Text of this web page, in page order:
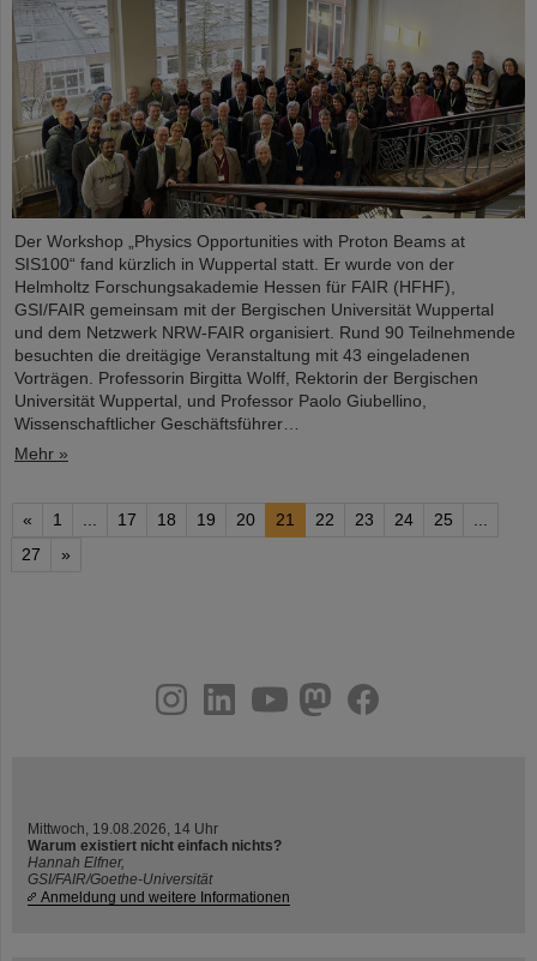
Der Workshop „Physics Opportunities with Proton Beams at
SIS100“ fand kürzlich in Wuppertal statt. Er wurde von der
Helmholtz Forschungsakademie Hessen für FAIR (HFHF),
GSI/FAIR gemeinsam mit der Bergischen Universität Wuppertal
und dem Netzwerk NRW-FAIR organisiert. Rund 90 Teilnehmende
besuchten die dreitägige Veranstaltung mit 43 eingeladenen
Vorträgen. Professorin Birgitta Wolff, Rektorin der Bergischen
Universität Wuppertal, und Professor Paolo Giubellino,
Wissenschaftlicher Geschäftsführer…
Mehr »
« 1 17 18 19 20 21 22 23 24 25
27
»
youtube
helmholtz.social
facebook
Mittwoch, 19.08.2026, 14 Uhr
Warum existiert nicht einfach nichts?
Hannah Elfner,
GSI/FAIR/Goethe-Universität
Anmeldung und weitere Informationen